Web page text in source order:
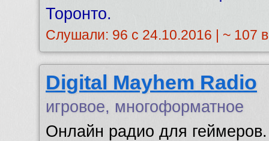
Торонто.
Слушали: 96 с 24.10.2016 | ~ 107
Digital Mayhem Radio
игровое, многоформатное
Онлайн радио для